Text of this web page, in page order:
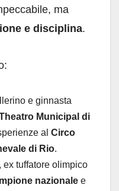
ma
e disciplina.
e ginnasta
Municipal di
al Circo
di Rio.
, ex tuffatore olimpico
nazionale e